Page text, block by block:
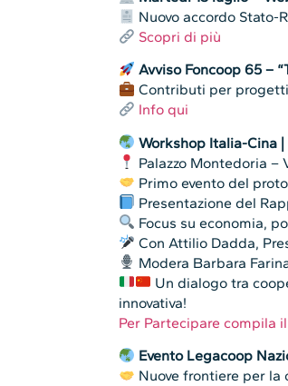
Nuovo accordo Stato-
Scopri di più
Avviso Foncoop 65 –
Contributi per
Info qui
Workshop Italia-Cina
Palazzo Montedoria –
Primo evento del
Presentazione del
Focus su economia,
Con Attilio Dadda,
Modera Barbara
Un dialogo tra
innovativa!
Per Partecipare compila
Evento Legacoop
Nuove frontiere per la